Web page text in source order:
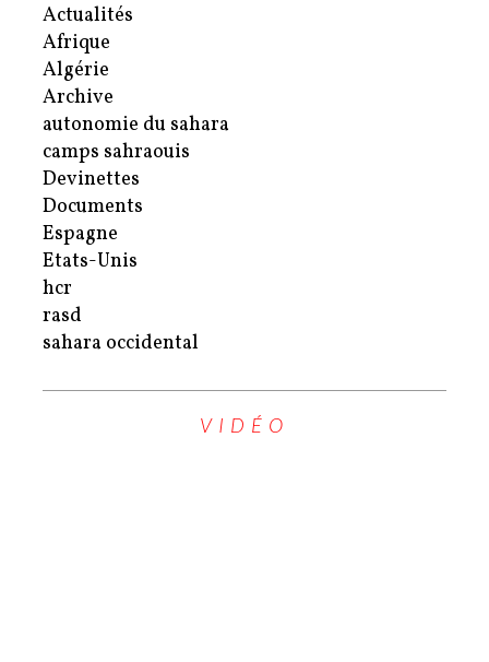
Actualités
Afrique
Algérie
Archive
autonomie du sahara
camps sahraouis
Devinettes
Documents
Espagne
Etats-Unis
hcr
rasd
sahara occidental
VIDÉO